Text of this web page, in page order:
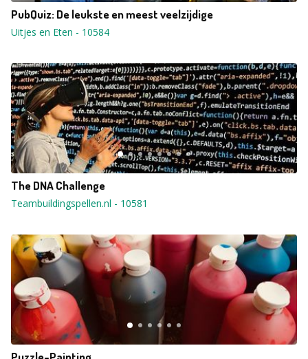
PubQuiz: De leukste en meest veelzijdige
Uitjes en Eten - 10584
The DNA Challenge
Teambuildingspellen.nl - 10581